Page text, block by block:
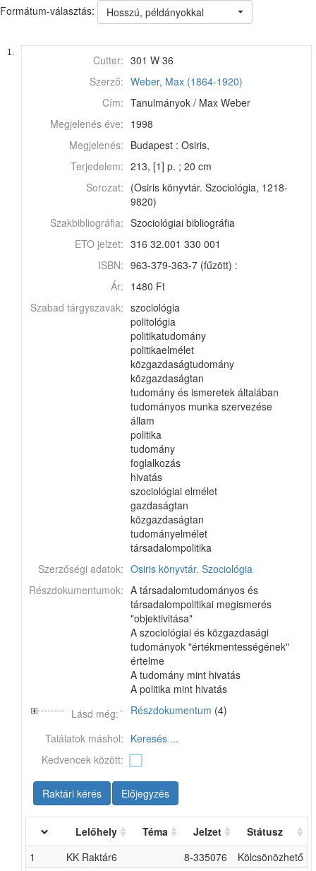
Formátum-választás: Hosszú, példányokkal
1.
Cutter: 301 W 36
Szerző: Weber, Max (1864-1920)
Cím: Tanulmányok / Max Weber
Megjelenés éve: 1998
Megjelenés: Budapest : Osiris,
Terjedelem: 213, [1] p. ; 20 cm
Sorozat: (Osiris könyvtár. Szociológia, 1218-
9820)
Szakbibliográfia: Szociológiai bibliográfia
ETO jelzet: 316 32.001 330 001
ISBN: 963-379-363-7 (fűzött) :
Ár: 1480 Ft
Szabad tárgyszavak: szociológia
politológia
politikatudomány
politikaelmélet
közgazdaságtudomány
közgazdaságtan
tudomány és ismeretek általában
tudományos munka szervezése
állam
politika
tudomány
foglalkozás
hivatás
szociológiai elmélet
gazdaságtan
közgazdaságtan
tudományelmélet
társadalompolitika
Szerzőségi adatok: Osiris könyvtár. Szociológia
Részdokumentumok: A társadalomtudományos és
társadalompolitikai megismerés
"objektivitása"
A szociológiai és közgazdasági
tudományok "értékmentességének"
értelme
A tudomány mint hivatás
A politika mint hivatás
Lásd még:
Részdokumentum (4)
Találatok máshol: Keresés ...
Kedvencek között:
Raktári kérés Előjegyzés
Lelőhely Téma Jelzet
Státusz
1
KK Raktár6 8-335076
Kölcsönözhető